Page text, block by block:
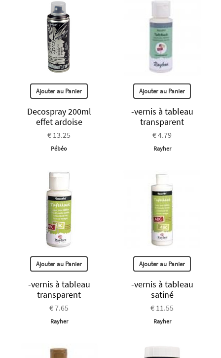
Ajouter au Panier
Decospray 200ml
effet ardoise
€ 13.25
Pébéo
Ajouter au Panier
-vernis à tableau
transparent
€ 4.79
Rayher
Ajouter au Panier
-vernis à tableau
transparent
€ 7.65
Rayher
Ajouter au Panier
-vernis à tableau
satiné
€ 11.55
Rayher